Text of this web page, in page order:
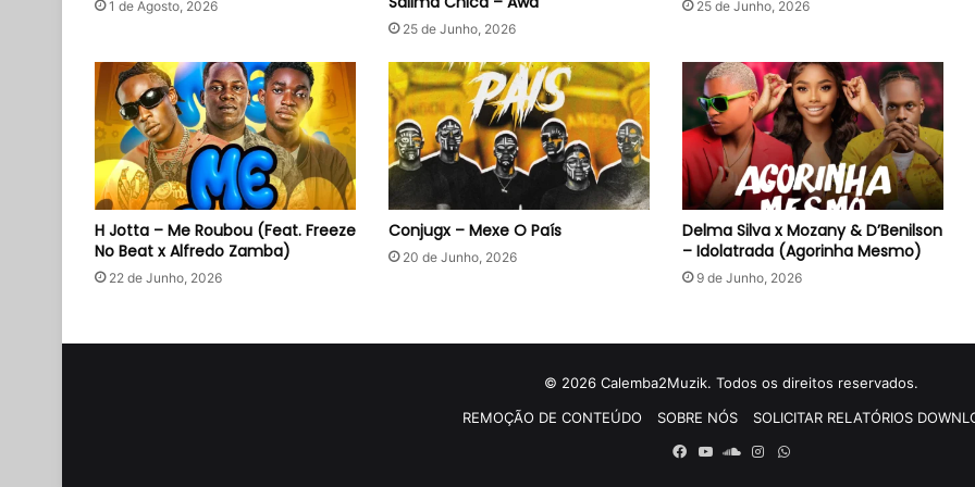
1 de Agosto, 2026
25 de Junho, 2026
25 de Junho, 2026
H Jotta – Me Roubou (Feat. Freeze
No Beat x Alfredo Zamba)
22 de Junho, 2026
Conjugx – Mexe O País
20 de Junho, 2026
Delma Silva x Mozany & D’Benilson
– Idolatrada (Agorinha Mesmo)
9 de Junho, 2026
© 2026 Calemba2Muzik. Todos os direitos reservados.
REMOÇÃO DE CONTEÚDO
SOBRE NÓS
SOLICITAR RELATÓRIOS
Facebook
YouTubeSoundCloud
Instagram
WhatsApp